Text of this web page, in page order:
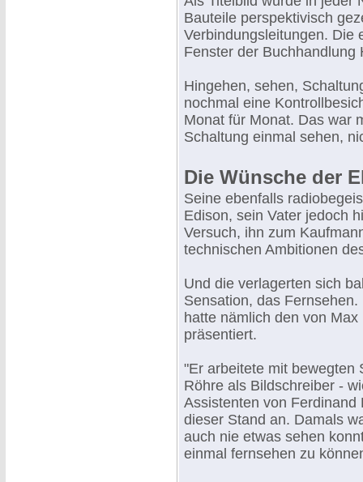
Bauteile perspektivisch
Verbindungsleitungen. Die
Fenster der Buchhandlung
Hingehen, sehen,
nochmal eine
Monat für Monat. Das war
Schaltung einmal sehen,
Die Wünsche der
Seine ebenfalls
Edison, sein Vater jedoch
Versuch, ihn zum
technischen Ambitionen
Und die verlagerten sich
Sensation, das
hatte nämlich den von
präsentiert.
"Er arbeitete mit bewegten
Röhre als Bildschreiber -
Assistenten von Ferdinand
dieser Stand an. Damals
auch nie etwas sehen
einmal fernsehen zu